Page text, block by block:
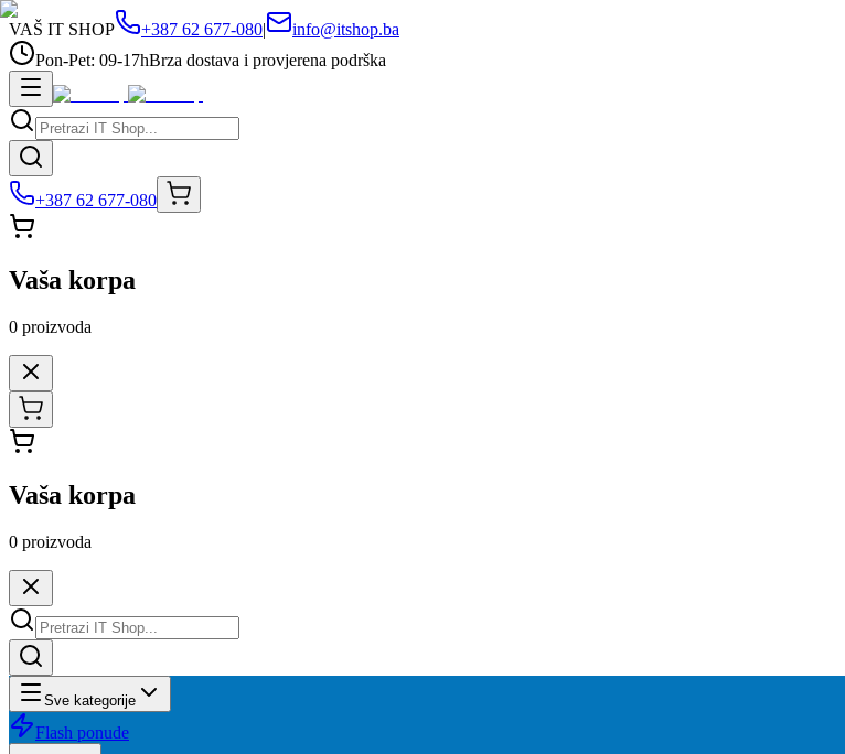
VAŠ IT SHOP +387 62 677-080|
info@itshop.ba
Pon-Pet: 09-17hBrza dostava i provjerena podrška
+387 62 677-080
Vaša korpa
0 proizvoda
Vaša korpa
0 proizvoda
Sve kategorije
Flash ponude